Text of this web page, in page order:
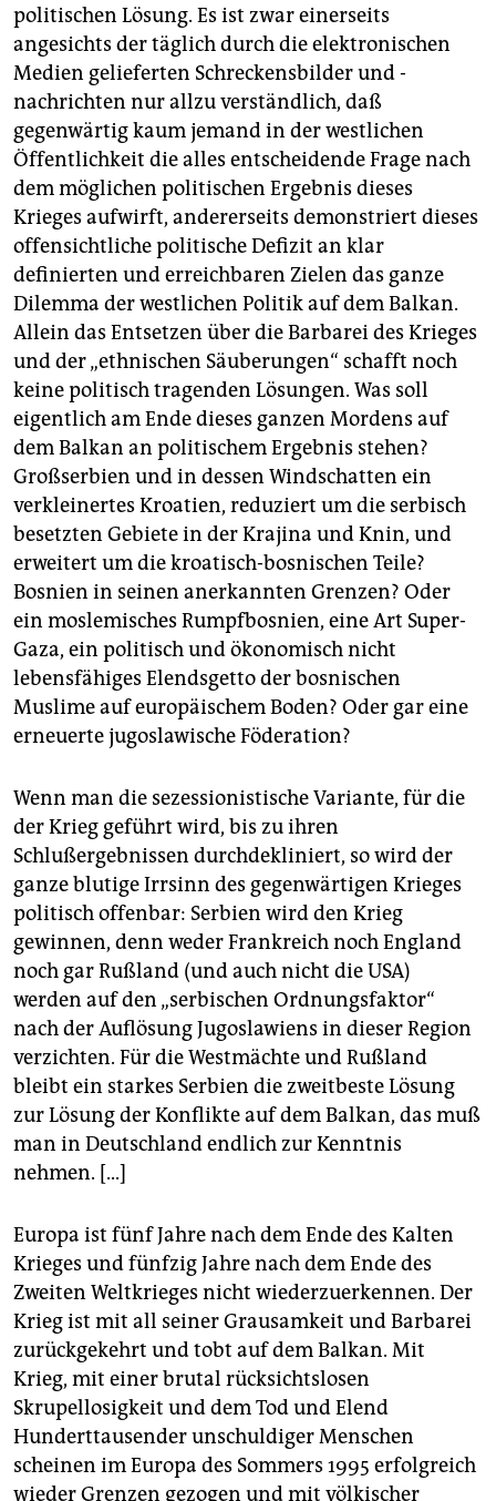
politischen Lösung. Es ist zwar einerseits
angesichts der täglich durch die elektronischen
Medien gelieferten Schreckensbilder und -
nachrichten nur allzu verständlich, daß
gegenwärtig kaum jemand in der westlichen
Öffentlichkeit die alles entscheidende Frage nach
dem möglichen politischen Ergebnis dieses
Krieges aufwirft, andererseits demonstriert dieses
offensichtliche politische Defizit an klar
definierten und erreichbaren Zielen das ganze
Dilemma der westlichen Politik auf dem Balkan.
Allein das Entsetzen über die Barbarei des Krieges
und der „ethnischen Säuberungen“ schafft noch
keine politisch tragenden Lösungen. Was soll
eigentlich am Ende dieses ganzen Mordens auf
dem Balkan an politischem Ergebnis stehen?
Großserbien und in dessen Windschatten ein
verkleinertes Kroatien, reduziert um die serbisch
besetzten Gebiete in der Krajina und Knin, und
erweitert um die kroatisch-bosnischen Teile?
Bosnien in seinen anerkannten Grenzen? Oder
ein moslemisches Rumpfbosnien, eine Art Super-
Gaza, ein politisch und ökonomisch nicht
lebensfähiges Elendsgetto der bosnischen
Muslime auf europäischem Boden? Oder gar eine
erneuerte jugoslawische Föderation?
Wenn man die sezessionistische Variante, für die
der Krieg geführt wird, bis zu ihren
Schlußergebnissen durchdekliniert, so wird der
ganze blutige Irrsinn des gegenwärtigen Krieges
politisch offenbar: Serbien wird den Krieg
gewinnen, denn weder Frankreich noch England
noch gar Rußland (und auch nicht die USA)
werden auf den „serbischen Ordnungsfaktor“
nach der Auflösung Jugoslawiens in dieser Region
verzichten. Für die Westmächte und Rußland
bleibt ein starkes Serbien die zweitbeste Lösung
zur Lösung der Konflikte auf dem Balkan, das muß
man in Deutschland endlich zur Kenntnis
nehmen. [...]
Europa ist fünf Jahre nach dem Ende des Kalten
Krieges und fünfzig Jahre nach dem Ende des
Zweiten Weltkrieges nicht wiederzuerkennen. Der
Krieg ist mit all seiner Grausamkeit und Barbarei
zurückgekehrt und tobt auf dem Balkan. Mit
Krieg, mit einer brutal rücksichtslosen
Skrupellosigkeit und dem Tod und Elend
Hunderttausender unschuldiger Menschen
scheinen im Europa des Sommers 1995 erfolgreich
wieder Grenzen gezogen und mit völkischer